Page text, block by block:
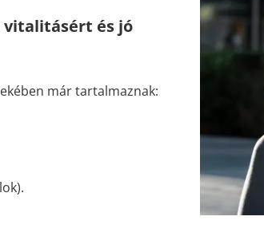
vitalitásért és jó
már tartalmaznak: